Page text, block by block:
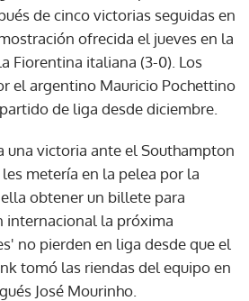
de cinco victorias seguidas en
ofrecida el jueves en la
Fiorentina italiana (3-0). Los
el argentino Mauricio Pochettino
de liga desde diciembre.
una victoria ante el Southampton
metería en la pelea por la
obtener un billete para
internacional la próxima
no pierden en liga desde que el
tomó las riendas del equipo en
José Mourinho.